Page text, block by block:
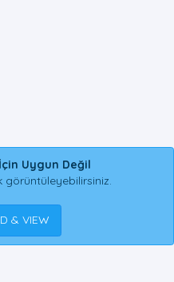
Uygun Değil
görüntüleyebilirsiniz.
& VIEW